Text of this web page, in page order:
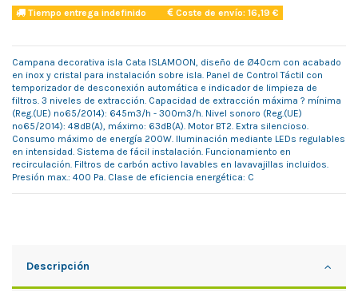
Tiempo entrega indefinido Coste de envío: 16,19 €
Campana decorativa isla Cata ISLAMOON, diseño de Ø40cm con acabado
en inox y cristal para instalación sobre isla. Panel de Control Táctil con
temporizador de desconexión automática e indicador de limpieza de
filtros. 3 niveles de extracción. Capacidad de extracción máxima ? mínima
(Reg.(UE) nº65/2014): 645m3/h - 300m3/h. Nivel sonoro (Reg.(UE)
nº65/2014): 48dB(A), máximo: 63dB(A). Motor BT2. Extra silencioso.
Consumo máximo de energía 200W. Iluminación mediante LEDs regulables
en intensidad. Sistema de fácil instalación. Funcionamiento en
recirculación. Filtros de carbón activo lavables en lavavajillas incluidos.
Presión max.: 400 Pa. Clase de eficiencia energética: C
Descripción